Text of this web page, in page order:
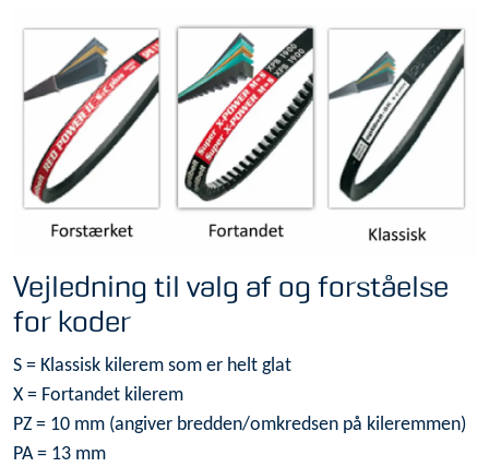
Vejledning til valg af og forståelse
for koder
S = Klassisk kilerem som er helt glat
X = Fortandet kilerem
PZ = 10 mm (angiver bredden/omkredsen på kileremmen)
PA = 13 mm